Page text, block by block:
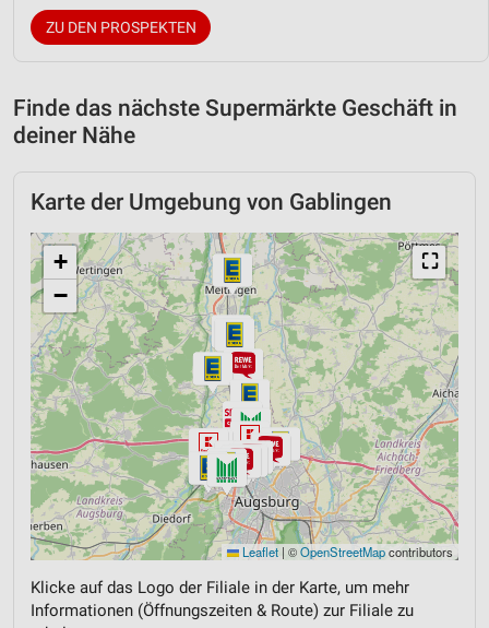
ZU DEN PROSPEKTEN
Finde das nächste Supermärkte Geschäft in
deiner Nähe
Karte der Umgebung von Gablingen
⛶
+
−
Leaflet | ©OpenStreetMapcontributors
Klicke auf das Logo der Filiale in der Karte, um mehr
Informationen (Öffnungszeiten & Route) zur Filiale zu